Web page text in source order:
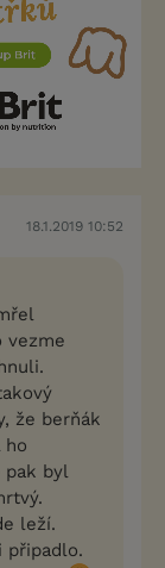
18.1.2019 10:52
vezme
že berňák
ho
pak byl
leží.
připadlo.